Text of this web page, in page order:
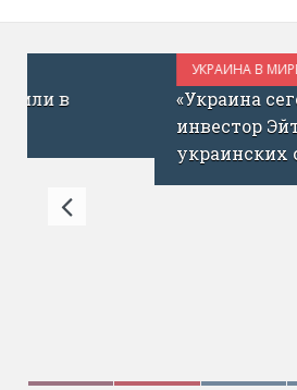
«Украина сегодня – как
инвестор Эйтан Кац о
украинских стартапов